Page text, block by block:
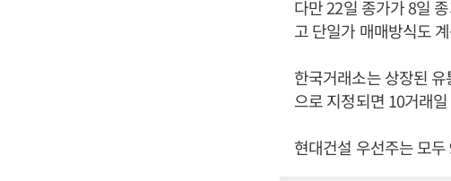
다만 22일 종가가 8일
고 단일가 매매방식도
한국거래소는 상장된
으로 지정되면 10거래
현대건설 우선주는 모